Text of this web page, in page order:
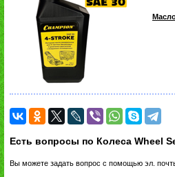
Есть вопросы по Колеса Wheel
Вы можете задать вопрос с помощью эл.